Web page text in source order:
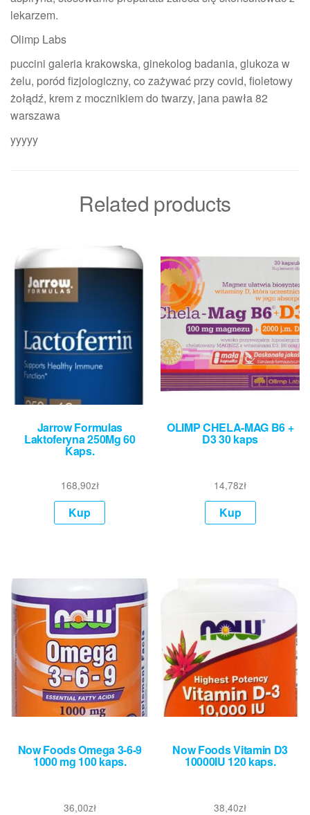
lekarzem.
Olimp Labs
puccini galeria krakowska, ginekolog badania, glukoza w
żelu, poród fizjologiczny, co zażywać przy covid, fioletowy
żołądź, krem z mocznikiem do twarzy, jana pawła 82
warszawa
yyyyy
Related products
Jarrow Formulas
Laktoferyna 250Mg 60
Kaps.
168,90zł
Kup
OLIMP CHELA-MAG B6 +
D3 30 kaps
14,78zł
Kup
Now Foods Omega 3-6-9
1000 mg 100 kaps.
36,00zł
Now Foods Vitamin D3
10000IU 120 kaps.
38,40zł